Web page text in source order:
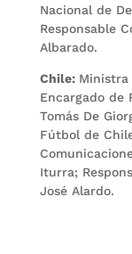
Nacional de
Responsable
Albarado.
Chile: Ministra
Encargado de
Tomás De
Fútbol de
Iturra;
José Alardo.